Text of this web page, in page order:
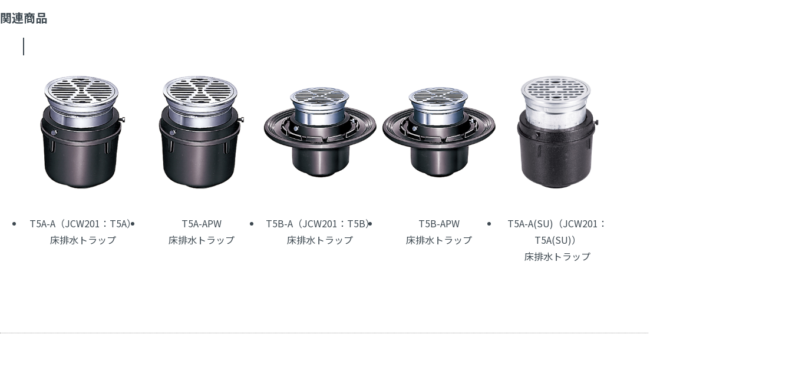
関連商品
T5A-A（JCW201：T5A）
床排水トラップ
T5A-APW
床排水トラップ
T5B-A（JCW201：T5B）
床排水トラップ
T5B-APW
床排水トラップ
T5A-A(SU)（JCW201：
T5A(SU)）
床排水トラップ